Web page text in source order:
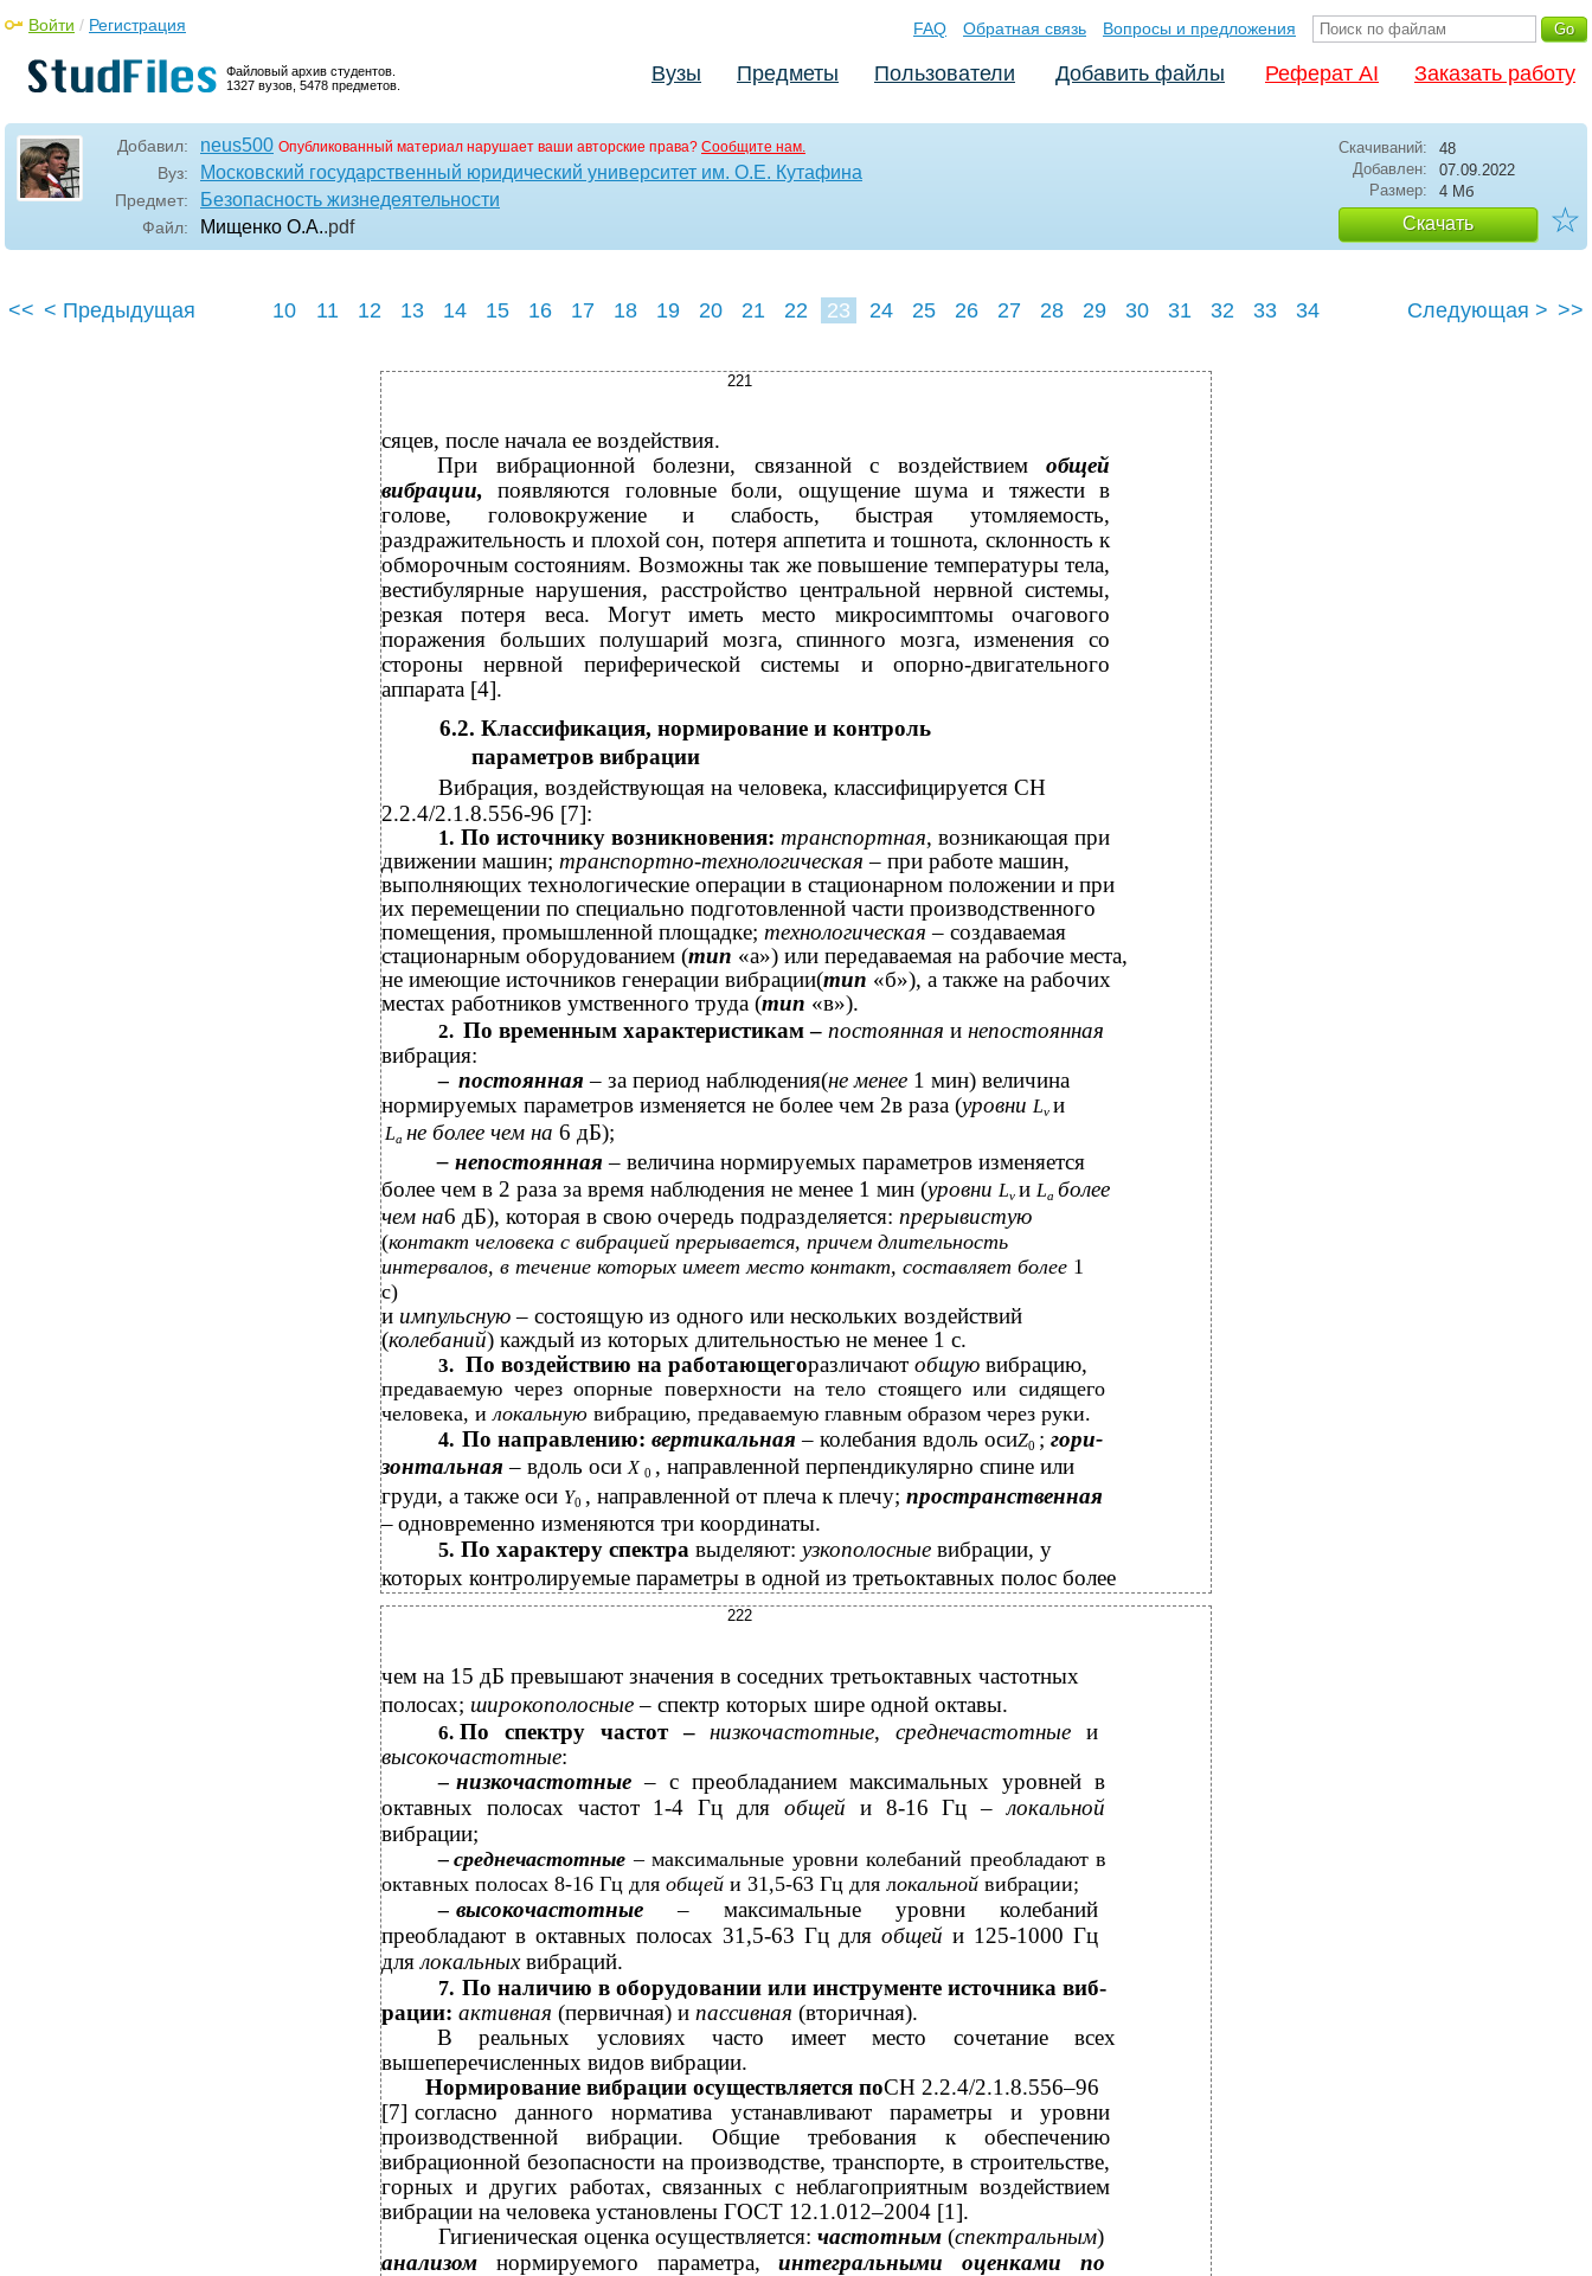
Файловый архив студентов.
1327 вузов, 5478 предметов.
Войти / Регистрация FAQ Обратная связь Вопросы и предложения
Вузы Предметы Пользователи Добавить файлы Реферат AI Заказать работу
Добавил: neus500 Опубликованный материал нарушает ваши авторские права? Сообщите нам.
Вуз: Московский государственный юридический университет им. О.Е. Кутафина
Предмет: Безопасность жизнедеятельности
Файл: Мищенко О.А..pdf
Скачиваний:
48
Добавлен:
07.09.2022
Размер:
4 Мб
Скачать ☆
<< < Предыдущая 10 11 12 13 14 15 16 17 18 19 20 21 22 23 24 25 26 27 28 29 30 31 32 33 34 Следующая > >>
221
сяцев, после начала ее воздействия.
При вибрационной болезни, связанной с воздействием общей
вибрации,появляются головные боли, ощущение шума и тяжести в
голове, головокружение и слабость, быстрая утомляемость,
раздражительность и плохой сон, потеря аппетита и тошнота, склонность к
обморочным состояниям. Возможны так же повышение температуры тела,
вестибулярные нарушения, расстройство центральной нервной системы,
резкая потеря веса. Могут иметь место микросимптомы очагового
поражения больших полушарий мозга, спинного мозга, изменения со
стороны нервной периферической системы и опорно-двигательного
аппарата [4].
6.2. Классификация, нормирование и контроль
параметров вибрации
Вибрация, воздействующая на человека, классифицируется СН
2.2.4/2.1.8.556-96 [7]:
1. По источнику возникновения: транспортная, возникающая при
движении машин; транспортно-технологическая – при работе машин,
выполняющих технологические операции в стационарном положении и при
их перемещении по специально подготовленной части производственного
помещения, промышленной площадке; технологическая– создаваемая
стационарным оборудованием (тип «а») или передаваемая на рабочие места,
не имеющие источников генерации вибрации(тип «б»), а также на рабочих
местах работников умственного труда (тип «в»).
2. По временным характеристикам – постоянная и непостоянная
вибрация:
– постоянная– за период наблюдения(не менее 1 мин) величина
нормируемых параметров изменяется не более чем 2в раза (уровни Lv и
La не более чем на 6 дБ);
– непостоянная– величина нормируемых параметров изменяется
более чем в 2 раза за время наблюдения не менее 1 мин (уровни Lv и La более
чем на6 дБ), которая в свою очередь подразделяется: прерывистую
(контакт человека с вибрацией прерывается, причем длительность
интервалов, в течение которых имеет место контакт, составляет более 1
с)
и импульсную– состоящую из одного или нескольких воздействий
(колебаний) каждый из которых длительностью не менее 1 с.
3. По воздействию на работающегоразличают общую вибрацию,
предаваемую через опорные поверхности на тело стоящего или сидящего
человека, илокальную вибрацию, предаваемую главным образом через руки.
4. По направлению: вертикальная– колебания вдоль осиZ0 ; гори-
зонтальная– вдоль оси X 0 , направленной перпендикулярно спине или
груди, а также оси Y0 , направленной от плеча к плечу; пространственная
–одновременно изменяются три координаты.
5. По характеру спектра выделяют: узкополосные вибрации, у
которых контролируемые параметры в одной из третьоктавных полос более
222
чем на 15 дБ превышают значения в соседних третьоктавных частотных
полосах; широкополосные– спектр которых шире одной октавы.
6. По спектру частот –низкочастотные,среднечастотныеи
высокочастотные:
– низкочастотные– с преобладанием максимальных уровней в
октавных полосах частот 1-4 Гц для общей и 8-16 Гц –локальной
вибрации;
– среднечастотные– максимальные уровни колебаний преобладают в
октавных полосах 8-16 Гц для общей и 31,5-63 Гц для локальной вибрации;
– высокочастотные– максимальные уровни колебаний
преобладают в октавных полосах 31,5-63 Гц для общей и 125-1000 Гц
длялокальныхвибраций.
7. По наличию в оборудовании или инструменте источника виб-
рации: активная (первичная) и пассивная (вторичная).
В реальных условиях часто имеет место сочетание всех
вышеперечисленных видов вибрации.
Нормирование вибрации осуществляется поСН 2.2.4/2.1.8.556–96
[7] согласно данного норматива устанавливают параметры и уровни
производственной вибрации. Общие требования к обеспечению
вибрационной безопасности на производстве, транспорте, в строительстве,
горных и других работах, связанных с неблагоприятным воздействием
вибрации на человека установлены ГОСТ 12.1.012–2004 [1].
Гигиеническая оценка осуществляется: частотным (спектральным)
анализом нормируемого параметра,интегральными оценками по